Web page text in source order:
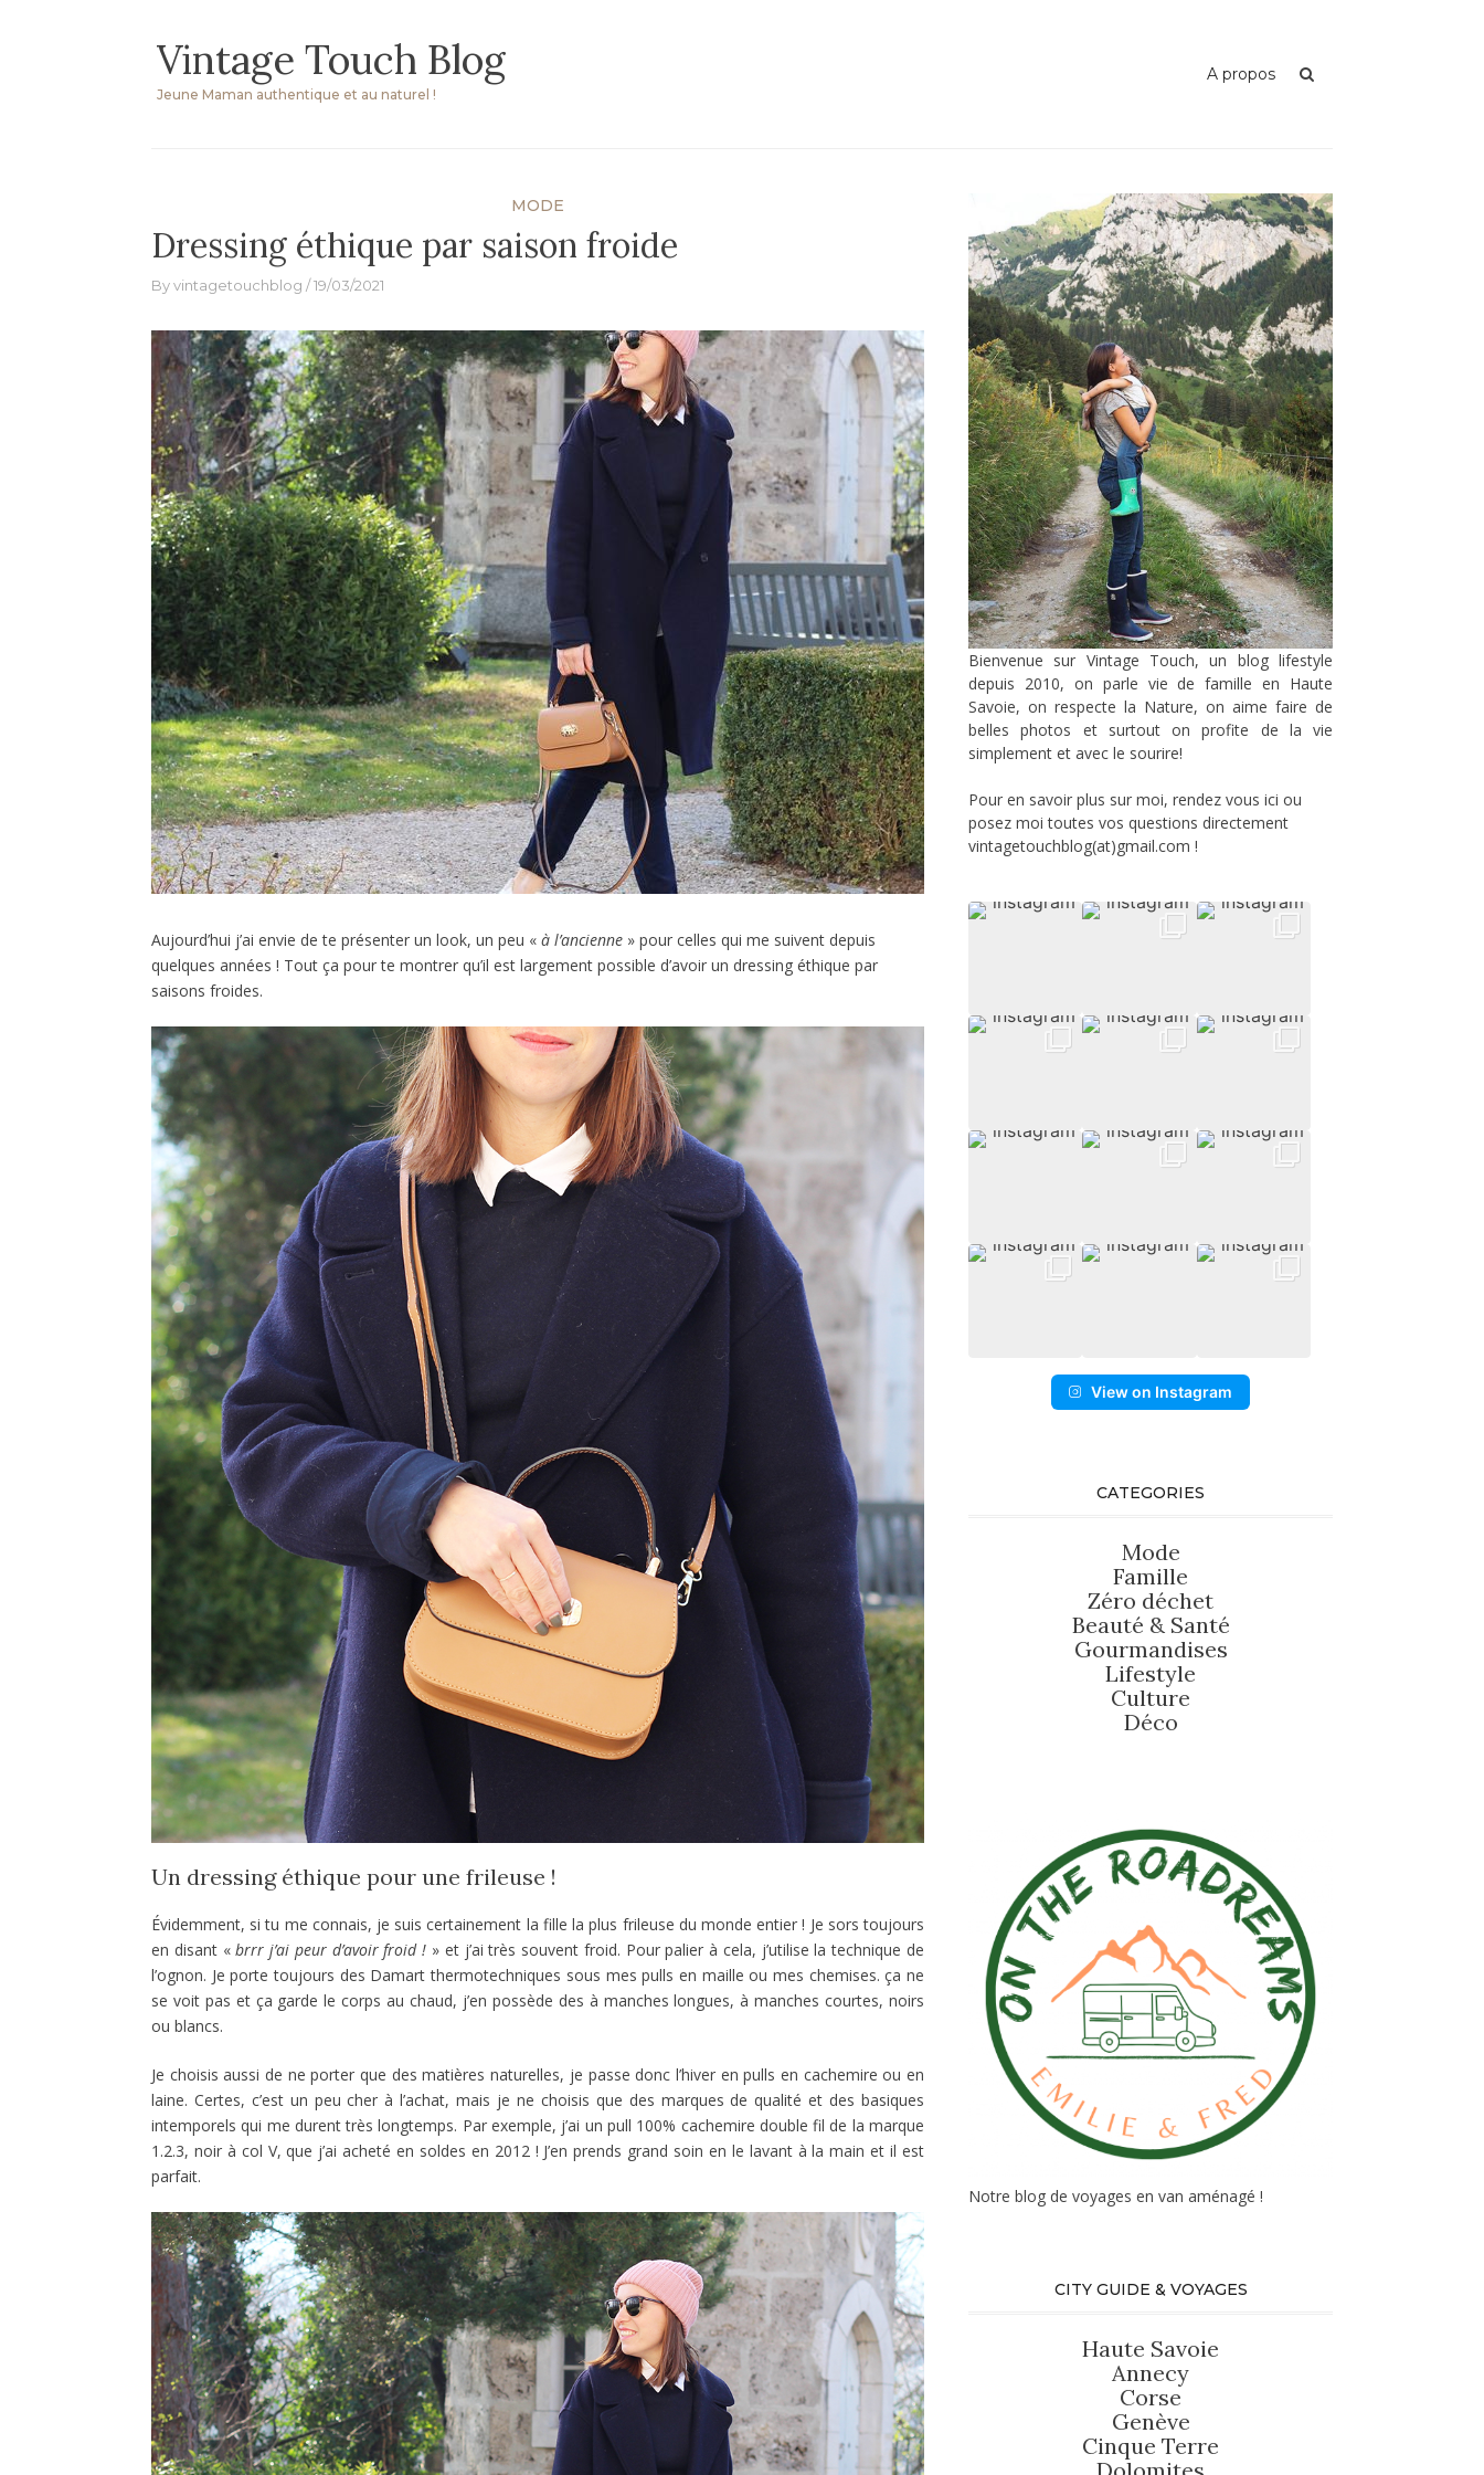
contentVintage Touch Blog
Jeune Maman authentique et au naturel !
A propos
MODE
Dressing éthique par saison froide
Byvintagetouchblog 19/03/2021
Aujourd’hui j’ai envie de te présenter un look, un peu « à l’ancienne » pour celles qui me suivent depuis
quelques années ! Tout ça pour te montrer qu’il est largement possible d’avoir un dressing éthique par
saisons froides.
Un dressing éthique pour une frileuse !
Évidemment, si tu me connais, je suis certainement la fille la plus frileuse du monde entier ! Je sors toujours
en disant «brrr j’ai peur d’avoir froid ! » et j’ai très souvent froid. Pour palier à cela, j’utilise la technique de
l’ognon. Je porte toujours des Damart thermotechniques sous mes pulls en maille ou mes chemises. ça ne
se voit pas et ça garde le corps au chaud, j’en possède des à manches longues, à manches courtes, noirs
ou blancs.
Je choisis aussi de ne porter que des matières naturelles, je passe donc l’hiver en pulls en cachemire ou en
laine. Certes, c’est un peu cher à l’achat, mais je ne choisis que des marques de qualité et des basiques
intemporels qui me durent très longtemps. Par exemple, j’ai un pull 100% cachemire double fil de la marque
1.2.3, noir à col V, que j’ai acheté en soldes en 2012 ! J’en prends grand soin en le lavant à la main et il est
parfait.
Bienvenue sur Vintage Touch, un blog lifestyle
depuis 2010, on parle vie de famille en Haute
Savoie, on respecte la Nature, on aime faire de
belles photos et surtout on profite de la vie
simplement et avec le sourire!
Pour en savoir plus sur moi, rendez vous ici ou
posez moi toutes vos questions directement
vintagetouchblog(at)gmail.com !
View on Instagram
CATEGORIES
Mode
Famille
Zéro déchet
Beauté & Santé
Gourmandises
Lifestyle
Culture
Déco
Notre blog de voyages en van aménagé !
CITY GUIDE & VOYAGES
Haute Savoie
Annecy
Corse
Genève
Cinque Terre